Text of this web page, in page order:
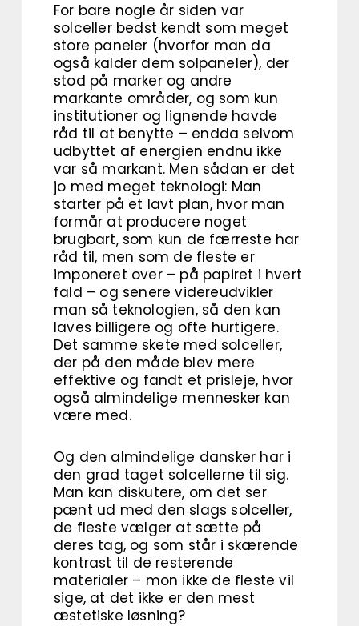
For bare nogle år siden var
solceller bedst kendt som meget
store paneler (hvorfor man da
også kalder dem solpaneler), der
stod på marker og andre
markante områder, og som kun
institutioner og lignende havde
råd til at benytte – endda selvom
udbyttet af energien endnu ikke
var så markant. Men sådan er det
jo med meget teknologi: Man
starter på et lavt plan, hvor man
formår at producere noget
brugbart, som kun de færreste har
råd til, men som de fleste er
imponeret over – på papiret i hvert
fald – og senere videreudvikler
man så teknologien, så den kan
laves billigere og ofte hurtigere.
Det samme skete med solceller,
der på den måde blev mere
effektive og fandt et prisleje, hvor
også almindelige mennesker kan
være med.
Og den almindelige dansker har i
den grad taget solcellerne til sig.
Man kan diskutere, om det ser
pænt ud med den slags solceller,
de fleste vælger at sætte på
deres tag, og som står i skærende
kontrast til de resterende
materialer – mon ikke de fleste vil
sige, at det ikke er den mest
æstetiske løsning?